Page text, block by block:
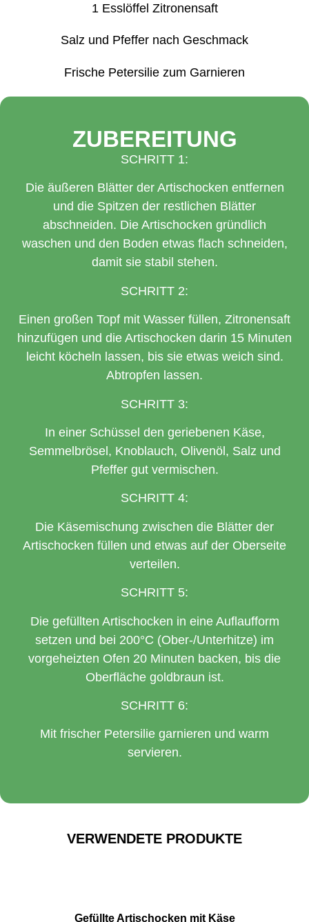
1 Esslöffel Zitronensaft
Salz und Pfeffer nach Geschmack
Frische Petersilie zum Garnieren
ZUBEREITUNG
SCHRITT 1:
Die äußeren Blätter der Artischocken entfernen
und die Spitzen der restlichen Blätter
abschneiden. Die Artischocken gründlich
waschen und den Boden etwas flach schneiden,
damit sie stabil stehen.
SCHRITT 2:
Einen großen Topf mit Wasser füllen, Zitronensaft
hinzufügen und die Artischocken darin 15 Minuten
leicht köcheln lassen, bis sie etwas weich sind.
Abtropfen lassen.
SCHRITT 3:
In einer Schüssel den geriebenen Käse,
Semmelbrösel, Knoblauch, Olivenöl, Salz und
Pfeffer gut vermischen.
SCHRITT 4:
Die Käsemischung zwischen die Blätter der
Artischocken füllen und etwas auf der Oberseite
verteilen.
SCHRITT 5:
Die gefüllten Artischocken in eine Auflaufform
setzen und bei 200°C (Ober-/Unterhitze) im
vorgeheizten Ofen 20 Minuten backen, bis die
Oberfläche goldbraun ist.
SCHRITT 6:
Mit frischer Petersilie garnieren und warm
servieren.
VERWENDETE PRODUKTE
Gefüllte Artischocken mit Käse